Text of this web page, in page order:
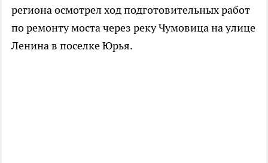
региона осмотрел ход подготовительных работ
по ремонту моста через реку Чумовица на улице
Ленина в поселке Юрья.